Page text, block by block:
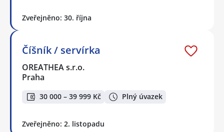
Zveřejněno: 30. října
Číšník / servírka
OREATHEA s.r.o.
Praha
30 000 – 39 999 Kč Plný úvazek
Zveřejněno: 2. listopadu